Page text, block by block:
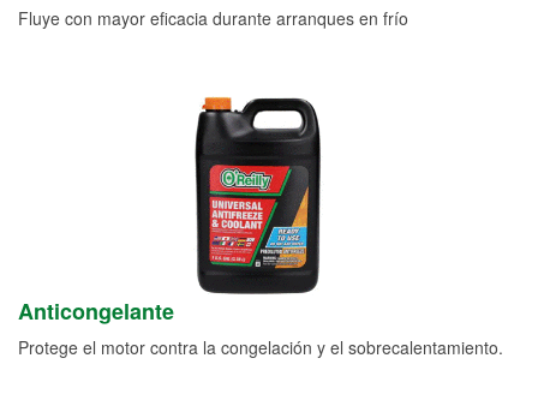
Fluye con mayor eficacia durante arranques en frío
Anticongelante
Protege el motor contra la congelación y el sobrecalentamiento.